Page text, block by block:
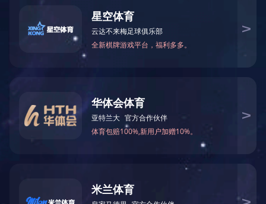
M1030DN/CNP-M1030SDN/CNP-M1040X 适用系
统：统信UOS（V20）、银河麒麟（V10、V10
sp1）
cnp-printer-drv-5.8.1.0.setup.sh.tar
下一篇：中图打印机驱动程序 CNP Printer Driver 【点
击此处下载】